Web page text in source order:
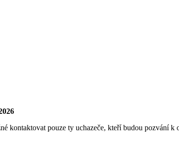
kontaktovat pouze ty uchazeče, kteří budou pozvání